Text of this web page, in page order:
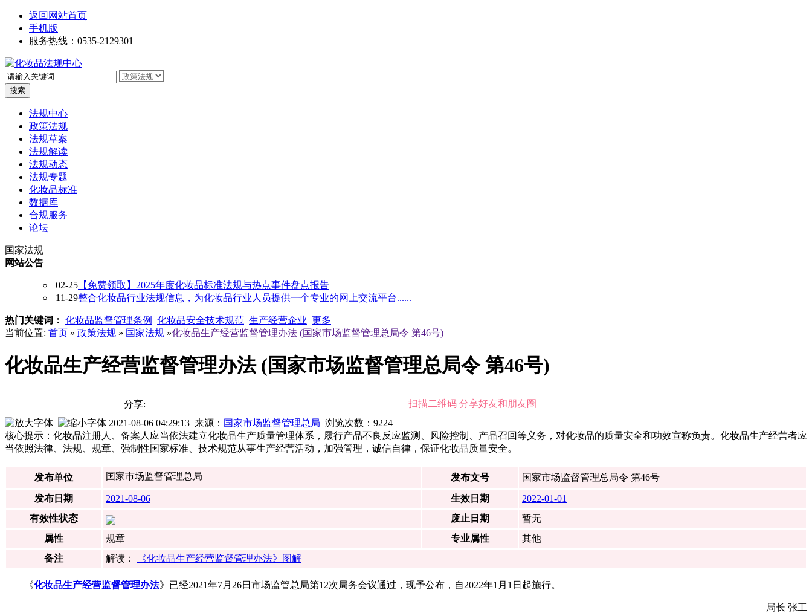
返回网站首页
手机版
服务热线：0535-2129301
法规中心
政策法规
法规草案
法规解读
法规动态
法规专题
化妆品标准
数据库
合规服务
论坛
国家法规
网站公告
02-25 【免费领取】2025年度化妆品标准法规与热点事件盘点报告
11-29整合化妆品行业法规信息，为化妆品行业人员提供一个专业的网上交流平台......
热门关键词： 化妆品监督管理条例 化妆品安全技术规范 生产经营企业 更多
当前位置: 首页 » 政策法规 » 国家法规 »化妆品生产经营监督管理办法 (国家市场监督管理总局令 第46号)
化妆品生产经营监督管理办法 (国家市场监督管理总局令 第46号)
分享:
扫描二维码 分享好友和朋友圈
2021-08-06 04:29:13 来源： 国家市场监督管理总局 浏览次数： 9224
核心提示：化妆品注册人、备案人应当依法建立化妆品生产质量管理体系，履行产品不良反应监测、风险控制、产品召回等义务，对化妆品的质量安全和功效宣称负责。化妆品生产经营者应
当依照法律、法规、规章、强制性国家标准、技术规范从事生产经营活动，加强管理，诚信自律，保证化妆品质量安全。
发布单位 国家市场监督管理总局 发布文号 国家市场监督管理总局令 第46号
发布日期 2021-08-06 生效日期
2022-01-01
有效性状态
废止日期
暂无
属性
规章 专业属性
其他
备注
解读： 《化妆品生产经营监督管理办法》图解
《化妆品生产经营监督管理办法》已经2021年7月26日市场监管总局第12次局务会议通过，现予公布，自2022年1月1日起施行。
局长 张工